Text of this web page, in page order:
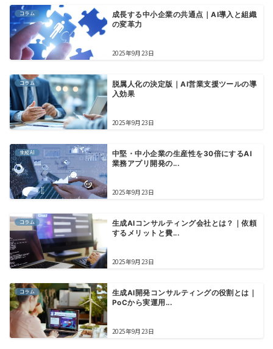
コラム
成長する中小企業の共通点｜AI導入と組織
の変革力
2025年9月23日
コラム
脱属人化の決定版｜AI営業支援ツールの導
入効果
2025年9月23日
生成AI
中堅・中小企業の生産性を30倍にするAI
業務アプリ開発の...
2025年9月23日
コラム
生成AIコンサルティング会社とは？｜依頼
するメリットと費...
2025年9月23日
コラム
生成AI開発コンサルティングの役割とは｜
PoCから実運用...
2025年9月23日